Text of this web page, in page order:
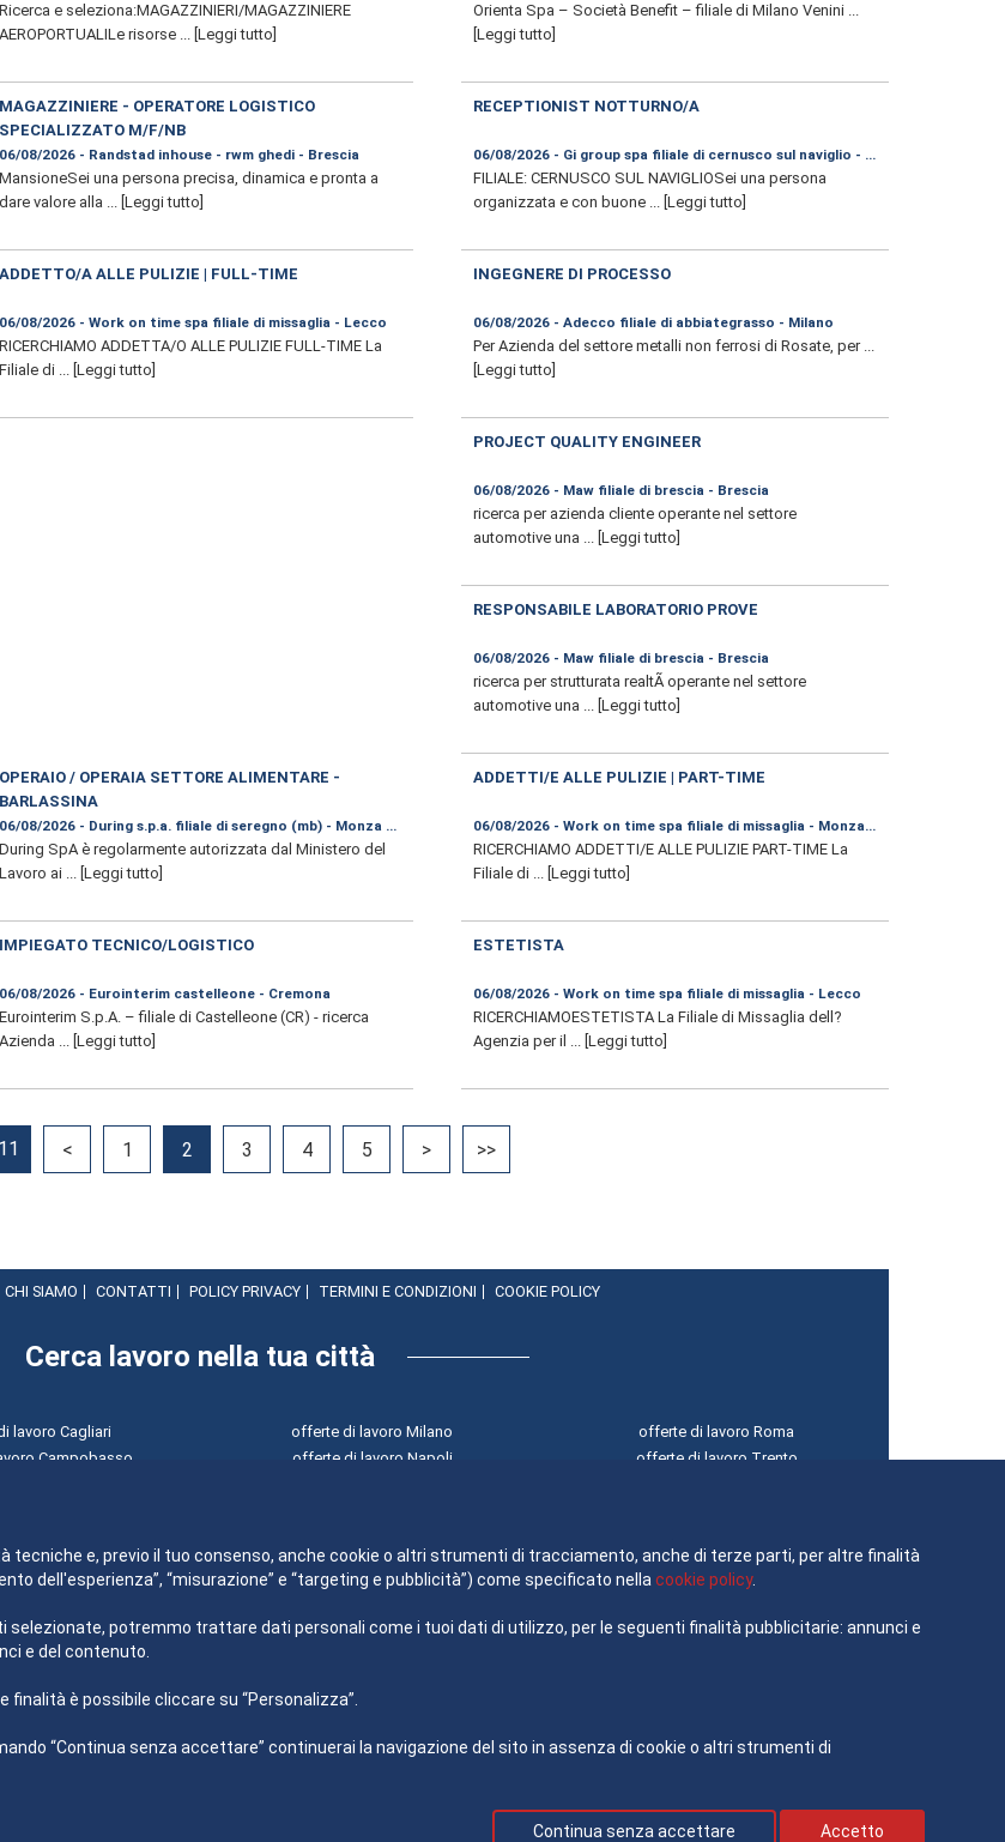
Ricerca e seleziona:MAGAZZINIERI/MAGAZZINIERE
AEROPORTUALILe risorse ... [Leggi tutto]
MAGAZZINIERE - OPERATORE LOGISTICO
SPECIALIZZATO M/F/NB
06/08/2026 - Randstad inhouse - rwm ghedi - Brescia
MansioneSei una persona precisa, dinamica e pronta a
dare valore alla ... [Leggi tutto]
ADDETTO/A ALLE PULIZIE | FULL-TIME
06/08/2026 - Work on time spa filiale di missaglia - Lecco
RICERCHIAMO ADDETTA/O ALLE PULIZIE FULL-TIME La
Filiale di ... [Leggi tutto]
OPERAIO / OPERAIA SETTORE ALIMENTARE -
BARLASSINA
06/08/2026 - During s.p.a. filiale di seregno (mb) - Monza e Brianza
During SpA è regolarmente autorizzata dal Ministero del
Lavoro ai ... [Leggi tutto]
IMPIEGATO TECNICO/LOGISTICO
06/08/2026 - Eurointerim castelleone - Cremona
Eurointerim S.p.A. – filiale di Castelleone (CR) - ricerca
Azienda ... [Leggi tutto]
Orienta Spa – Società Benefit – filiale di Milano Venini ...
[Leggi tutto]
RECEPTIONIST NOTTURNO/A
06/08/2026 - Gi group spa filiale di cernusco sul naviglio - Milano
FILIALE: CERNUSCO SUL NAVIGLIOSei una persona
organizzata e con buone ... [Leggi tutto]
INGEGNERE DI PROCESSO
06/08/2026 - Adecco filiale di abbiategrasso - Milano
Per Azienda del settore metalli non ferrosi di Rosate, per ...
[Leggi tutto]
PROJECT QUALITY ENGINEER
06/08/2026 - Maw filiale di brescia - Brescia
ricerca per azienda cliente operante nel settore
automotive una ... [Leggi tutto]
RESPONSABILE LABORATORIO PROVE
06/08/2026 - Maw filiale di brescia - Brescia
ricerca per strutturata realtÃ operante nel settore
automotive una ... [Leggi tutto]
ADDETTI/E ALLE PULIZIE | PART-TIME
06/08/2026 - Work on time spa filiale di missaglia - Monza e Brianza
RICERCHIAMO ADDETTI/E ALLE PULIZIE PART-TIME La
Filiale di ... [Leggi tutto]
ESTETISTA
06/08/2026 - Work on time spa filiale di missaglia - Lecco
RICERCHIAMOESTETISTA La Filiale di Missaglia dell?
Agenzia per il ... [Leggi tutto]
< 1 2 3 4 5 > >>
CHI SIAMO CONTATTI POLICY PRIVACY TERMINI E CONDIZIONI COOKIE POLICY
Cerca lavoro nella tua città
lavoro Cagliari
Campobasso
offerte di lavoro Milano
offerte di lavoro Napoli
offerte di lavoro Roma
offerte di lavoro Trento
Impiego24.it s.r.l. copyright 2012 - 2026
tecniche e, previo il tuo consenso, anche cookie o altri strumenti di tracciamento, anche di terze parti, per altre finalità
dell'esperienza”, “misurazione” e “targeting e pubblicità”) come specificato nellacookie policy.
selezionate, potremmo trattare dati personali come i tuoi dati di utilizzo, per le seguenti finalità pubblicitarie: annunci e
e del contenuto.
è possibile cliccare su “Personalizza”.
“Continua senza accettare” continuerai la navigazione del sito in assenza di cookie o altri strumenti di
Continua senza accettare Accetto